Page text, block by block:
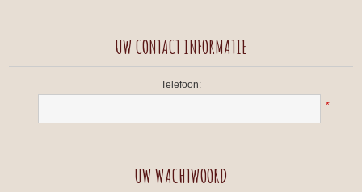
UW CONTACT INFORMATIE
Telefoon:
*
UW WACHTWOORD